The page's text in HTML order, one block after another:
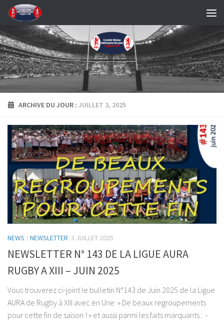
Skip to content
ARCHIVE DU JOUR : JUILLET 3, 2025
NEWS /NEWSLETTER 3 JUILLET 2025
NEWSLETTER N° 143 DE LA LIGUE AURA
RUGBY A XIII – JUIN 2025
Vous trouverez ci-joint le bulletin N°143 de Juin 2025 de la Ligue
AURA de Rugby à XIII avec en Une » De beaux regroupements
pour cette fin de saison ! » et aussi parmi les faits marquants : -